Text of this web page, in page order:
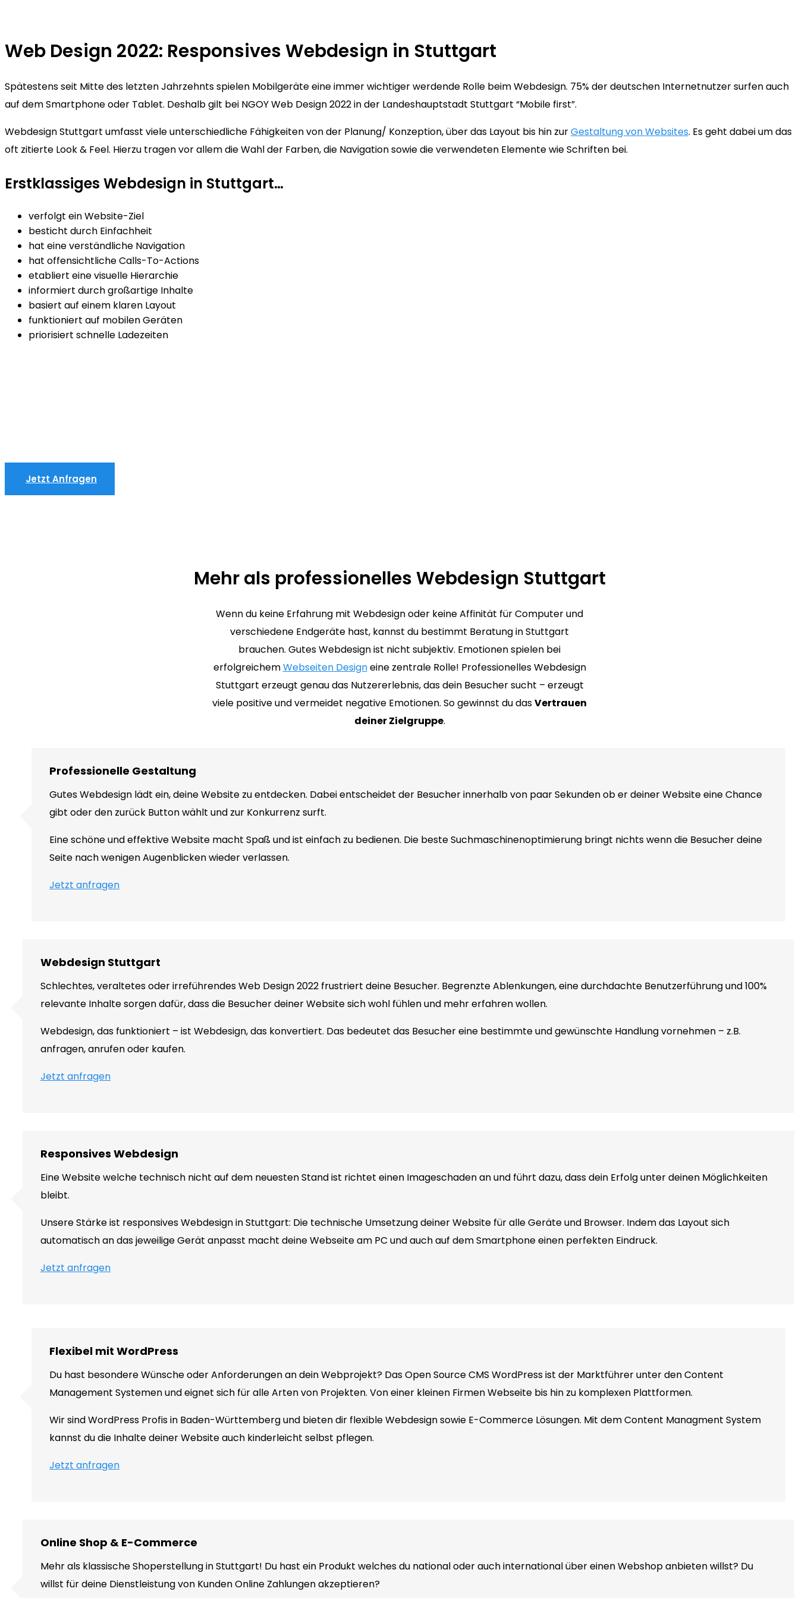
Web Design 2022: Responsives Webdesign in Stuttgart
Spätestens seit Mitte des letzten Jahrzehnts spielen Mobilgeräte eine immer wichtiger werdende Rolle beim Webdesign. 75% der deutschen Internetnutzer surfen auch
auf dem Smartphone oder Tablet. Deshalb gilt bei NGOY Web Design 2022 in der Landeshauptstadt Stuttgart “Mobile first”.
Webdesign Stuttgart umfasst viele unterschiedliche Fähigkeiten von der Planung/ Konzeption, über das Layout bis hin zurGestaltung von Websites. Es geht dabei um das
oft zitierte Look & Feel. Hierzu tragen vor allem die Wahl der Farben, die Navigation sowie die verwendeten Elemente wie Schriften bei.
Erstklassiges Webdesign in Stuttgart…
verfolgt ein Website-Ziel
besticht durch Einfachheit
hat eine verständliche Navigation
hat offensichtliche Calls-To-Actions
etabliert eine visuelle Hierarchie
informiert durch großartige Inhalte
basiert auf einem klaren Layout
funktioniert auf mobilen Geräten
priorisiert schnelle Ladezeiten
Jetzt Anfragen
Mehr als professionelles Webdesign Stuttgart
Wenn du keine Erfahrung mit Webdesign oder keine Affinität für Computer und
verschiedene Endgeräte hast, kannst du bestimmt Beratung in Stuttgart
brauchen. Gutes Webdesign ist nicht subjektiv. Emotionen spielen bei
erfolgreichemWebseiten Designeine zentrale Rolle! Professionelles Webdesign
Stuttgart erzeugt genau das Nutzererlebnis, das dein Besucher sucht – erzeugt
viele positive und vermeidet negative Emotionen. So gewinnst du dasVertrauen
deiner Zielgruppe.
Professionelle Gestaltung
Gutes Webdesign lädt ein, deine Website zu entdecken. Dabei entscheidet der Besucher innerhalb von paar Sekunden ob er deiner Website eine Chance
gibt oder den zurück Button wählt und zur Konkurrenz surft.
Eine schöne und effektive Website macht Spaß und ist einfach zu bedienen. Die beste Suchmaschinenoptimierung bringt nichts wenn die Besucher deine
Seite nach wenigen Augenblicken wieder verlassen.
Jetzt anfragen
Webdesign Stuttgart
Schlechtes, veraltetes oder irreführendes Web Design 2022 frustriert deine Besucher. Begrenzte Ablenkungen, eine durchdachte Benutzerführung und 100%
relevante Inhalte sorgen dafür, dass die Besucher deiner Website sich wohl fühlen und mehr erfahren wollen.
Webdesign, das funktioniert – ist Webdesign, das konvertiert. Das bedeutet das Besucher eine bestimmte und gewünschte Handlung vornehmen – z.B.
anfragen, anrufen oder kaufen.
Jetzt anfragen
Responsives Webdesign
Eine Website welche technisch nicht auf dem neuesten Stand ist richtet einen Imageschaden an und führt dazu, dass dein Erfolg unter deinen Möglichkeiten
bleibt.
Unsere Stärke ist responsives Webdesign in Stuttgart: Die technische Umsetzung deiner Website für alle Geräte und Browser. Indem das Layout sich
automatisch an das jeweilige Gerät anpasst macht deine Webseite am PC und auch auf dem Smartphone einen perfekten Eindruck.
Jetzt anfragen
Flexibel mit WordPress
Du hast besondere Wünsche oder Anforderungen an dein Webprojekt? Das Open Source CMS WordPress ist der Marktführer unter den Content
Management Systemen und eignet sich für alle Arten von Projekten. Von einer kleinen Firmen Webseite bis hin zu komplexen Plattformen.
Wir sind WordPress Profis in Baden-Württemberg und bieten dir flexible Webdesign sowie E-Commerce Lösungen. Mit dem Content Managment System
kannst du die Inhalte deiner Website auch kinderleicht selbst pflegen.
Jetzt anfragen
Online Shop & E-Commerce
Mehr als klassische Shoperstellung in Stuttgart! Du hast ein Produkt welches du national oder auch international über einen Webshop anbieten willst? Du
willst für deine Dienstleistung von Kunden Online Zahlungen akzeptieren?